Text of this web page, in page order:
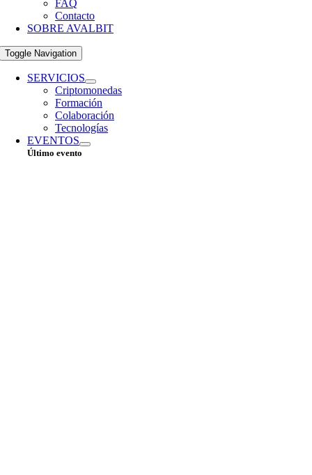
FAQ
Contacto
SOBRE AVALBIT
Toggle Navigation
SERVICIOS
Criptomonedas
Formación
Colaboración
Tecnologías
EVENTOS
Último evento